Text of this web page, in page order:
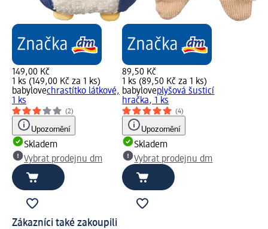
149,00 Kč
1 ks (149,00 Kč za 1 ks)
babylovechrastítko látkové,
1 ks
(2)
Upozornění
Skladem
Vybrat prodejnu dm
89,50 Kč
1 ks (89,50 Kč za 1 ks)
babyloveplyšová šusticí
hračka, 1 ks
(4)
Upozornění
Skladem
Vybrat prodejnu dm
Zákazníci také zakoupili